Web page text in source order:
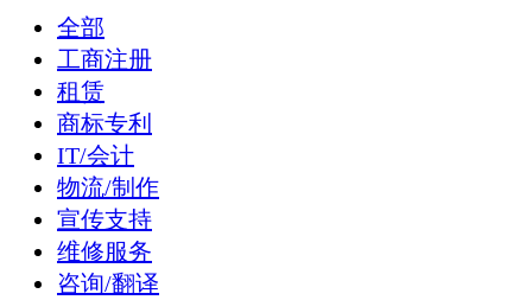
全部
工商注册
租赁
商标专利
IT/会计
物流/制作
宣传支持
维修服务
咨询/翻译